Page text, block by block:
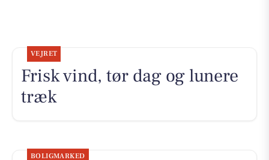
VEJRET
Frisk vind, tør dag og lunere
træk
BOLIGMARKED